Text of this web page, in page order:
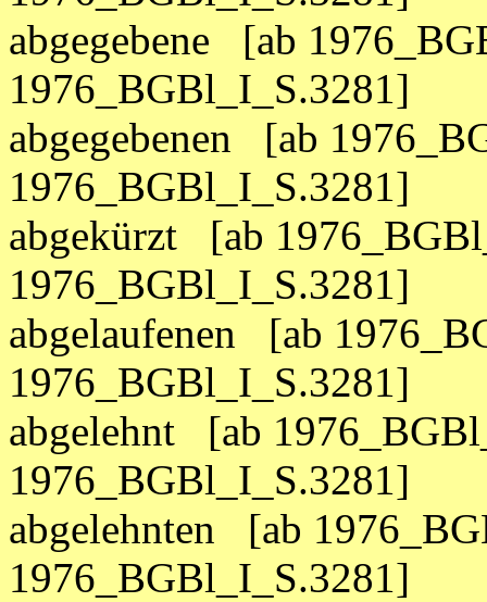
abgegebene [ab
1976_BGBl_I_S.3281]
abgegebenen [ab
1976_BGBl_I_S.3281]
abgekürzt [ab
1976_BGBl_I_S.3281]
abgelaufenen [ab
1976_BGBl_I_S.3281]
abgelehnt [ab
1976_BGBl_I_S.3281]
abgelehnten [ab
1976_BGBl_I_S.3281]